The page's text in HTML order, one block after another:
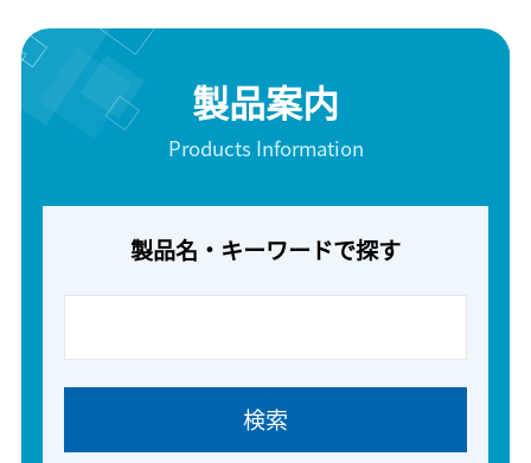
製品案内
Products Information
製品名・キーワードで探す